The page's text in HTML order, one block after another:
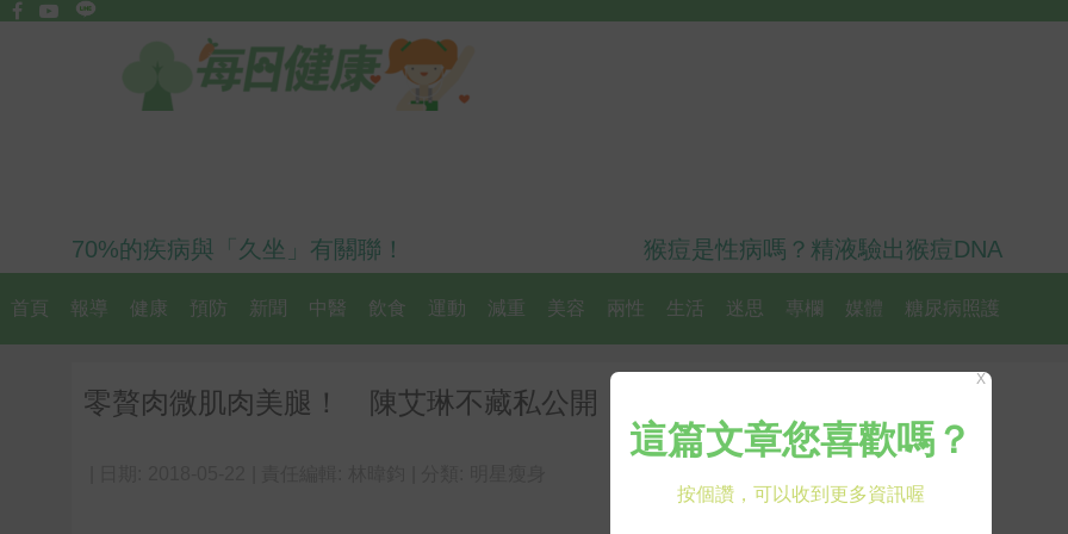
70%的疾病與「久坐」有關聯！ 猴痘是性病嗎？精液驗出猴痘DNA
首頁 報導 健康 預防 新聞 中醫 飲食 運動 減重 美容 兩性 生活 迷思 專欄 媒體 糖尿病照護
零贅肉微肌肉美腿！ 陳艾琳不藏私公開「琳琳腿」養成三方法
X